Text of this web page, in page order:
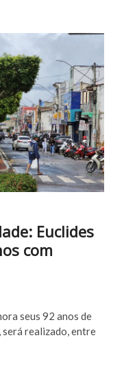
Euclides
com
seus 92 anos de
realizado, entre